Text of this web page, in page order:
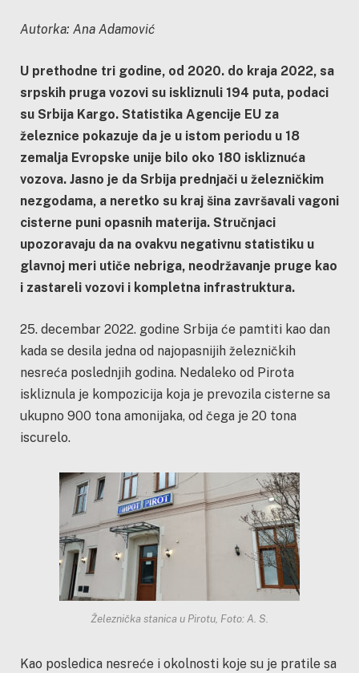
Autorka: Ana Adamović
U prethodne tri godine, od 2020. do kraja 2022, sa
srpskih pruga vozovi su iskliznuli 194 puta, podaci
su Srbija Kargo. Statistika Agencije EU za
železnice pokazuje da je u istom periodu u 18
zemalja Evropske unije bilo oko 180 iskliznuća
vozova. Jasno je da Srbija prednjači u železničkim
nezgodama, a neretko su kraj šina završavali vagoni
cisterne puni opasnih materija. Stručnjaci
upozoravaju da na ovakvu negativnu statistiku u
glavnoj meri utiče nebriga, neodržavanje pruge kao
i zastareli vozovi i kompletna infrastruktura.
25. decembar 2022. godine Srbija će pamtiti kao dan
kada se desila jedna od najopasnijih železničkih
nesreća poslednjih godina. Nedaleko od Pirota
iskliznula je kompozicija koja je prevozila cisterne sa
ukupno 900 tona amonijaka, od čega je 20 tona
iscurelo.
Železnička stanica u Pirotu, Foto: A. S.
Kao posledica nesreće i okolnosti koje su je pratile sa